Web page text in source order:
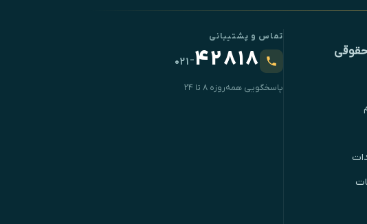
تماس و پشتیبانی
۴۲۸۱۸-۰۲۱
پاسخگویی همه‌روزه ۸ تا ۲۴